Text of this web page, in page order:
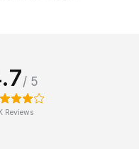
/ 5
Reviews